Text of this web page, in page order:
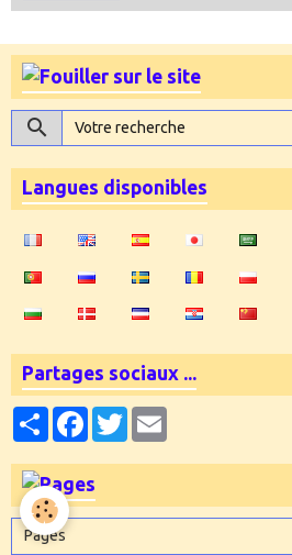
Langues disponibles
Partages sociaux ...
PartagerFacebookTwitter